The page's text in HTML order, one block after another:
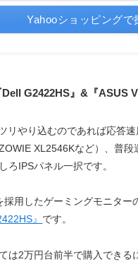
Yahooショッピングで
G2422HS』&『ASUS
リやり込むのであれば応答
XL2546Kなど）、普段
ろIPSパネル一択です。
採用したゲーミングモニター
』 です。
は2万円台前半で購入できる